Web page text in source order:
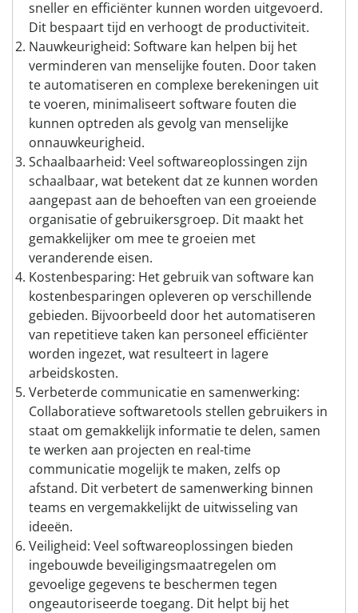
sneller en efficiënter kunnen worden uitgevoerd.
Dit bespaart tijd en verhoogt de productiviteit.
Nauwkeurigheid: Software kan helpen bij het
verminderen van menselijke fouten. Door taken
te automatiseren en complexe berekeningen uit
te voeren, minimaliseert software fouten die
kunnen optreden als gevolg van menselijke
onnauwkeurigheid.
Schaalbaarheid: Veel softwareoplossingen zijn
schaalbaar, wat betekent dat ze kunnen worden
aangepast aan de behoeften van een groeiende
organisatie of gebruikersgroep. Dit maakt het
gemakkelijker om mee te groeien met
veranderende eisen.
Kostenbesparing: Het gebruik van software kan
kostenbesparingen opleveren op verschillende
gebieden. Bijvoorbeeld door het automatiseren
van repetitieve taken kan personeel efficiënter
worden ingezet, wat resulteert in lagere
arbeidskosten.
Verbeterde communicatie en samenwerking:
Collaboratieve softwaretools stellen gebruikers in
staat om gemakkelijk informatie te delen, samen
te werken aan projecten en real-time
communicatie mogelijk te maken, zelfs op
afstand. Dit verbetert de samenwerking binnen
teams en vergemakkelijkt de uitwisseling van
ideeën.
Veiligheid: Veel softwareoplossingen bieden
ingebouwde beveiligingsmaatregelen om
gevoelige gegevens te beschermen tegen
ongeautoriseerde toegang. Dit helpt bij het